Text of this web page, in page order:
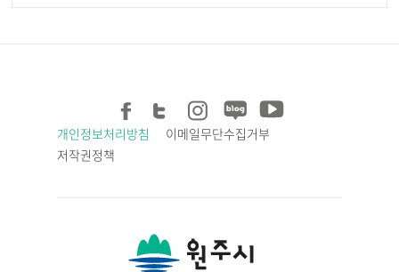
개인정보처리방침
이메일무단수집거부
저작권정책